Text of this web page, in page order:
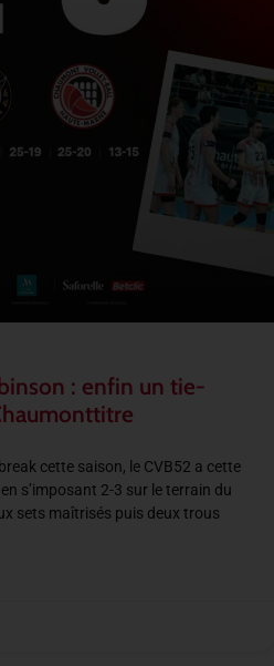
: enfin un tie-
cette saison, le CVB52 a cette
s’imposant 2-3 sur le terrain du
sets maîtrisés puis deux trous